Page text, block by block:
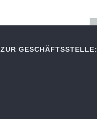
ZUR GESCHÄFTSSTELLE: